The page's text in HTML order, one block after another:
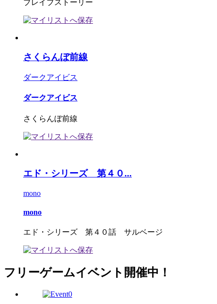
ブレイブストーリー
さくらんぼ前線
ダークアイビス
ダークアイビス
さくらんぼ前線
エド・シリーズ 第４０...
mono
mono
エド・シリーズ 第４０話 サルベージ
フリーゲームイベント開催中！